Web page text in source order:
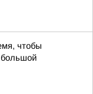
чтобы
большой